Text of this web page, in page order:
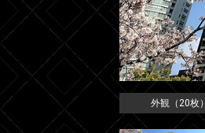
外観（20枚）